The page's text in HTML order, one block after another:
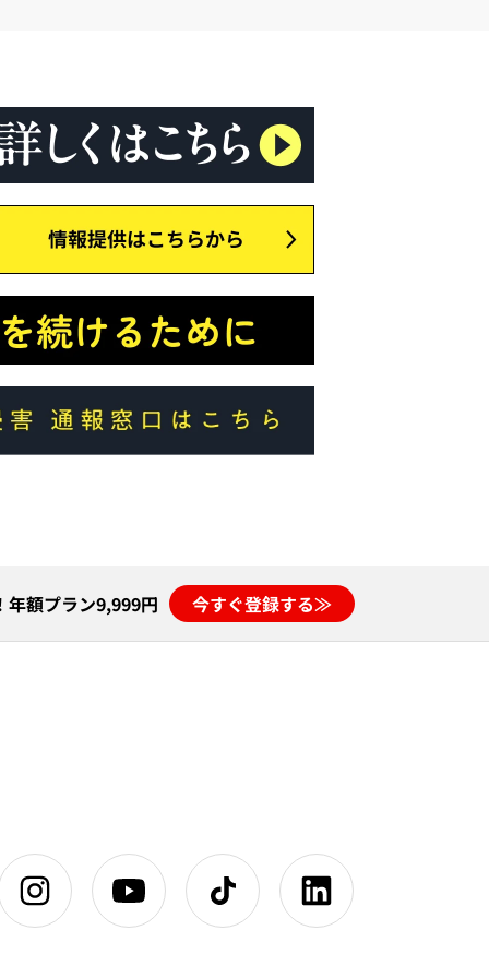
年額プラン9,999円 今すぐ登録する≫